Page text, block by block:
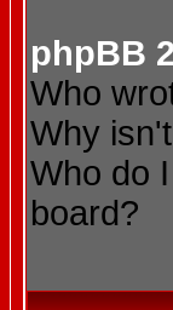
phpBB
Who
Why
Who do
board?